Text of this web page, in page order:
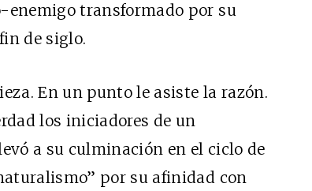
enemigo transformado por su
de siglo.
En un punto le asiste la razón.
los iniciadores de un
a su culminación en el ciclo de
por su afinidad con